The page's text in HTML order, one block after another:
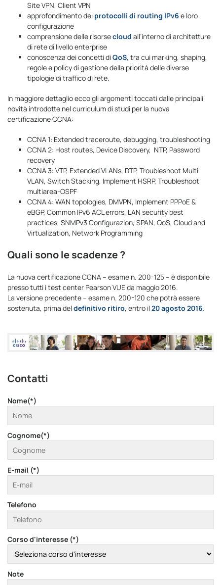
Site VPN, Client VPN
approfondimento dei protocolli di routing IPv6 e loro
configurazione
comprensione delle risorsecloud all’interno di architetture
di rete di livello enterprise
conoscenza dei concetti diQoS, tra cui marking, shaping,
regole e policy di gestione della priorità delle diverse
tipologie di traffico di rete.
In maggiore dettaglio ecco gli argomenti toccati dalle principali
novità introdotte nel curriculum di studi per la nuova
certificazione CCNA:
CCNA 1: Extended traceroute, debugging, troubleshooting
CCNA 2: Host routes, Device Discovery, NTP, Password
recovery
CCNA 3: VTP, Extended VLANs, DTP, Troubleshoot Multi-
VLAN, Switch Stacking, Implement HSRP, Troubleshoot
multiarea-OSPF
CCNA 4: WAN topologies, DMVPN, Implement PPPoE &
eBGP, Common IPv6 ACL errors, LAN security best
practices, SNMPv3 Configurazion, SPAN, QoS, Cloud and
Virtualization, Network Programming
Quali sono le scadenze ?
La nuova certificazione CCNA – esame n. 200-125 – è disponibile
presso tutti i test center Pearson VUE da maggio 2016.
La versione precedente – esame n. 200-120 che potrà essere
sostenuta, prima deldefinitivo ritiro, entro il20 agosto 2016.
Contatti
Nome(*)
Cognome(*)
E-mail (*)
Telefono
Corso d'interesse (*)
Note